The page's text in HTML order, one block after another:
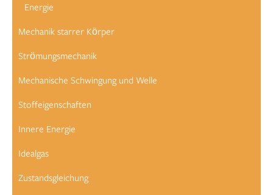
Energie
Mechanik starrer Körper
Strömungsmechanik
Mechanische Schwingung und Welle
Stoffeigenschaften
Innere Energie
Idealgas
Zustandsgleichung